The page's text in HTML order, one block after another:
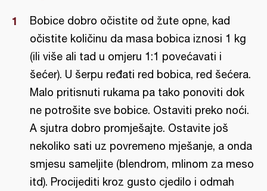
Bobice dobro očistite od žute opne, kad
očistite količinu da masa bobica iznosi 1 kg
(ili više ali tad u omjeru 1:1 povećavati i
šećer). U šerpu ređati red bobica, red šećera.
Malo pritisnuti rukama pa tako ponoviti dok
ne potrošite sve bobice. Ostaviti preko noći.
A sjutra dobro promješajte. Ostavite još
nekoliko sati uz povremeno mješanje, a onda
smjesu sameljite (blendrom, mlinom za meso
itd). Procijediti kroz gusto cjedilo i odmah